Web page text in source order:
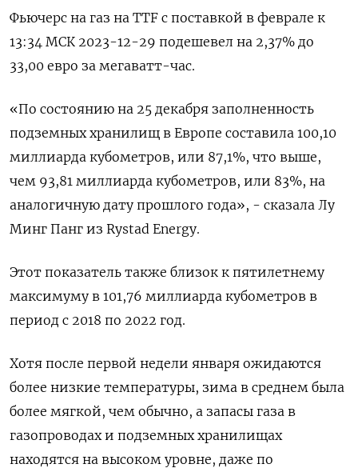
Фьючерс на газ на TTF с поставкой в феврале к
13:34 МСК 2023-12-29 подешевел на 2,37% до
33,00 евро за мегаватт-час.
«По состоянию на 25 декабря заполненность
подземных хранилищ в Европе составила 100,10
миллиарда кубометров, или 87,1%, что выше,
чем 93,81 миллиарда кубометров, или 83%, на
аналогичную дату прошлого года», - сказала Лу
Минг Панг из Rystad Energy.
Этот показатель также близок к пятилетнему
максимуму в 101,76 миллиарда кубометров в
период с 2018 по 2022 год.
Хотя после первой недели января ожидаются
более низкие температуры, зима в среднем была
более мягкой, чем обычно, а запасы газа в
газопроводах и подземных хранилищах
находятся на высоком уровне, даже по